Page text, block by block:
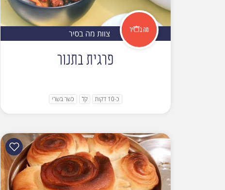
צוות מה בסיר
פרגית בתנור
כ-10 דקות קל כשר בשרי